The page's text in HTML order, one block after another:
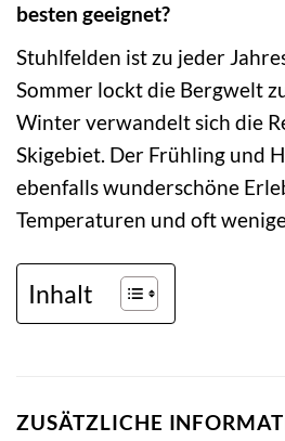
besten geeignet?
Stuhlfelden ist zu jeder
Sommer lockt die Bergwelt
Winter verwandelt sich die
Skigebiet. Der Frühling und
ebenfalls wunderschöne
Temperaturen und oft
Inhalt
ZUSÄTZLICHE